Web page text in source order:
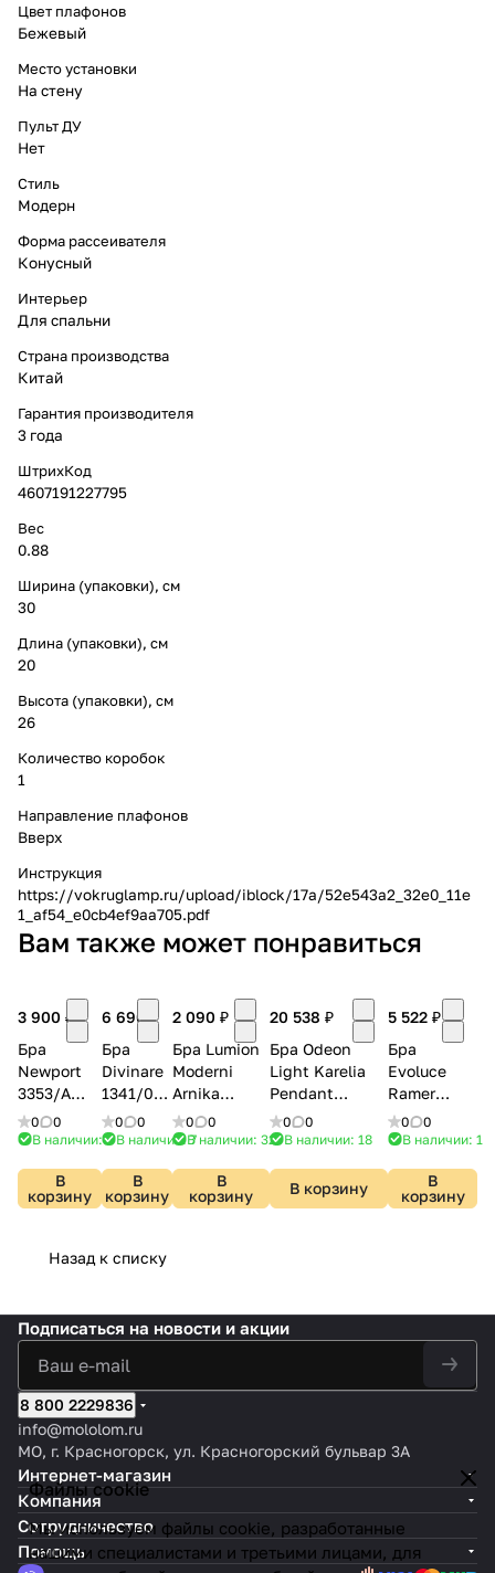
Цвет плафонов
Бежевый
Место установки
На стену
Пульт ДУ
Нет
Стиль
Модерн
Форма рассеивателя
Конусный
Интерьер
Для спальни
Страна производства
Китай
Гарантия производителя
3 года
ШтрихКод
4607191227795
Вес
0.88
Ширина (упаковки), см
30
Длина (упаковки), см
20
Высота (упаковки), см
26
Количество коробок
1
Направление плафонов
Вверх
Инструкция
https://vokruglamp.ru/upload/iblock/17a/52e543a2_32e0_11e
1_af54_e0cb4ef9aa705.pdf
Вам также может понравиться
3 900 ₽
Бра
Newport
3353/A
М0060750
0
0
В наличии: 7
В
корзину
6 690 ₽
Бра
Divinare
1341/02
AP-1
0
0
В наличии: 7
В
корзину
2 090 ₽
Бра Lumion
Moderni
Arnika
6585/1W
0
0
В наличии: 32
В
корзину
20 538 ₽
Бра Odeon
Light Karelia
Pendant
5444/1WA
0
0
В наличии: 18
В корзину
5 522 ₽
Бра
Evoluce
Ramer
SLE105701-
01
0
0
В наличии: 1
В
корзину
Назад к списку
Файлы cookie
Мы используем файлы cookie, разработанные
нашими специалистами и третьими лицами, для
Подписаться на новости и акции
8 800 2229836
info@mololom.ru
МО, г. Красногорск, ул. Красногорский бульвар 3А
Интернет-магазин
Компания
Сотрудничество
Помощь